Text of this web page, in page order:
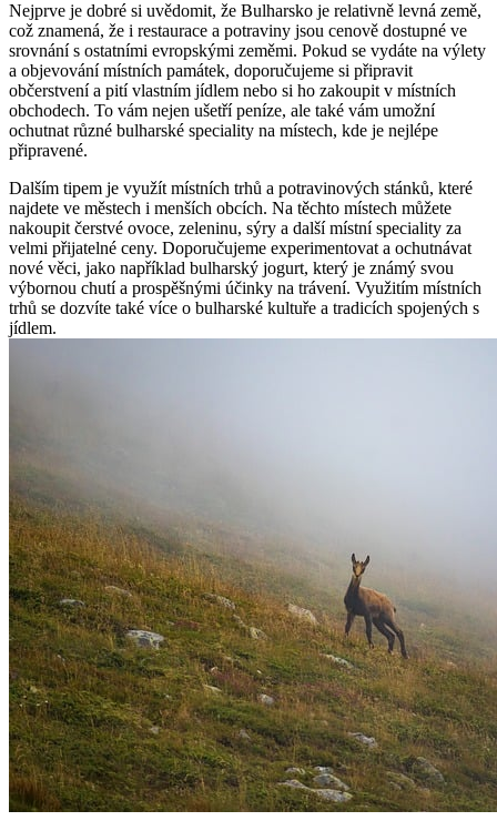
Nejprve je dobré si uvědomit, že Bulharsko je relativně levná země,
což znamená, že i restaurace a potraviny jsou cenově dostupné ve
srovnání s ostatními evropskými zeměmi. Pokud se vydáte na výlety
a objevování místních památek, doporučujeme si připravit
občerstvení a pití vlastním jídlem nebo si ho zakoupit v místních
obchodech. To vám nejen ušetří peníze, ale také vám umožní
ochutnat různé bulharské speciality na místech, kde je nejlépe
připravené.
Dalším tipem je využít místních trhů a potravinových stánků, které
najdete ve městech i menších obcích. Na těchto místech můžete
nakoupit čerstvé ovoce, zeleninu, sýry a další místní speciality za
velmi přijatelné ceny. Doporučujeme experimentovat a ochutnávat
nové věci, jako například bulharský jogurt, který je známý svou
výbornou chutí a prospěšnými účinky na trávení. Využitím místních
trhů se dozvíte také více o bulharské kultuře a tradicích spojených s
jídlem.